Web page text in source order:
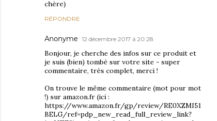
chère)
RÉPONDRE
Anonyme 12 décembre 2017 à 20:28
Bonjour, je cherche des infos sur ce produit et
je suis (bien) tombé sur votre site - super
commentaire, très complet, merci !
On trouve le même commentaire (mot pour mot
!) sur amazon.fr (ici :
https://www.amazon.fr/gp/review/RE0XZMI51
BELG/ref=pdp_new_read_full_review_link?